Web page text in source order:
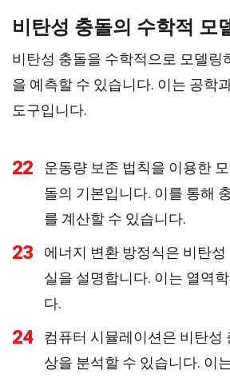
비탄성 충돌의 수학적 모
비탄성 충돌을 수학적으로 모델링
을 예측할 수 있습니다. 이는 공학
도구입니다.
22
운동량 보존 법칙을 이용한
돌의 기본입니다. 이를 통해
를 계산할 수 있습니다.
23
에너지 변환 방정식은 비탄
실을 설명합니다. 이는 열역
다.
24
컴퓨터 시뮬레이션은 비탄성
상을 분석할 수 있습니다. 이